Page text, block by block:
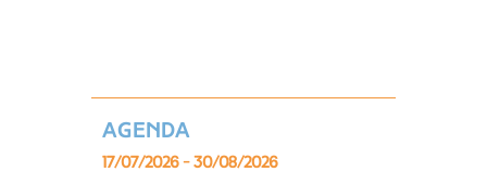
Agenda
17/07/2026 - 30/08/2026